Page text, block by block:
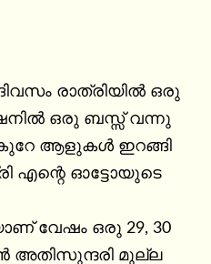
രാത്രിയിൽ ഒരു
ഒരു ബസ്സ് വന്നു
ആളുകൾ ഇറങ്ങി
എന്റെ ഓട്ടോയുടെ
വേഷം ഒരു 29, 30
മുല്ല